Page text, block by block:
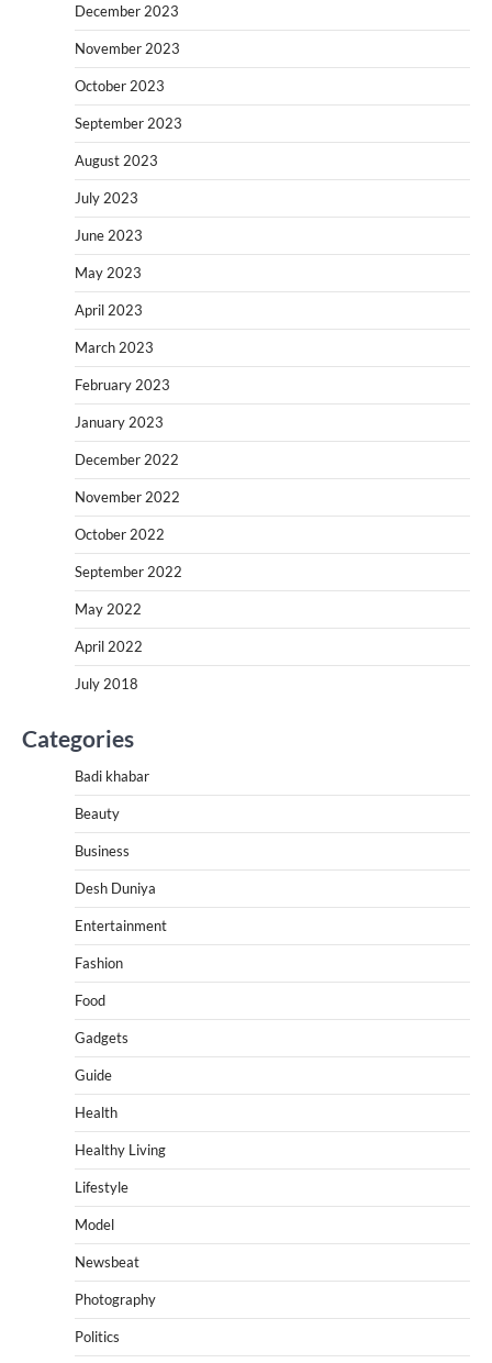
December 2023
November 2023
October 2023
September 2023
August 2023
July 2023
June 2023
May 2023
April 2023
March 2023
February 2023
January 2023
December 2022
November 2022
October 2022
September 2022
May 2022
April 2022
July 2018
Categories
Badi khabar
Beauty
Business
Desh Duniya
Entertainment
Fashion
Food
Gadgets
Guide
Health
Healthy Living
Lifestyle
Model
Newsbeat
Photography
Politics